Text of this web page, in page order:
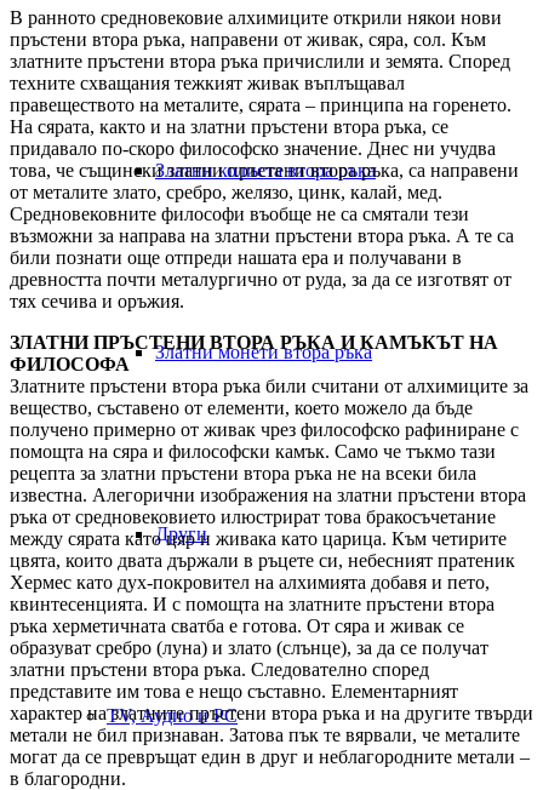
Златни колиета втора ръка
Златни монети втора ръка
Други
TV, Аудио и PC
В ранното средновековие алхимиците открили някои нови
пръстени втора ръка, направени от живак, сяра, сол. Към
златните пръстени втора ръка причислили и земята. Според
техните схващания тежкият живак въплъщавал
правеществото на металите, сярата – принципа на горенето.
На сярата, както и на златни пръстени втора ръка, се
придавало по-скоро философско значение. Днес ни учудва
това, че същински златни пръстени втора ръка, са направени
от металите злато, сребро, желязо, цинк, калай, мед.
Средновековните философи въобще не са смятали тези
възможни за направа на златни пръстени втора ръка. А те са
били познати още отпреди нашата ера и получавани в
древността почти металургично от руда, за да се изготвят от
тях сечива и оръжия.
ЗЛАТНИ ПРЪСТЕНИ ВТОРА РЪКА И КАМЪКЪТ НА
ФИЛОСОФА
Златните пръстени втора ръка били считани от алхимиците за
вещество, съставено от елементи, което можело да бъде
получено примерно от живак чрез философско рафиниране с
помощта на сяра и философски камък. Само че тъкмо тази
рецепта за златни пръстени втора ръка не на всеки била
известна. Алегорични изображения на златни пръстени втора
ръка от средновековието илюстрират това бракосъчетание
между сярата като цяр и живака като царица. Към четирите
цвята, които двата държали в ръцете си, небесният пратеник
Хермес като дух-покровител на алхимията добавя и пето,
квинтесенцията. И с помощта на златните пръстени втора
ръка херметичната сватба е готова. От сяра и живак се
образуват сребро (луна) и злато (слънце), за да се получат
златни пръстени втора ръка. Следователно според
представите им това е нещо съставно. Елементарният
характер на златните пръстени втора ръка и на другите твърди
метали не бил признаван. Затова пък те вярвали, че металите
могат да се превръщат един в друг и неблагородните метали –
в благородни.